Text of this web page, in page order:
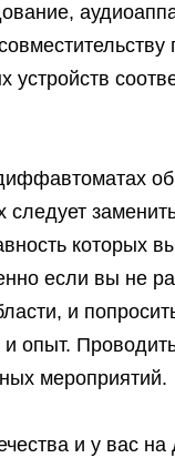
которых
если вы не
и
опыт.
мероприятий.
и у вас на